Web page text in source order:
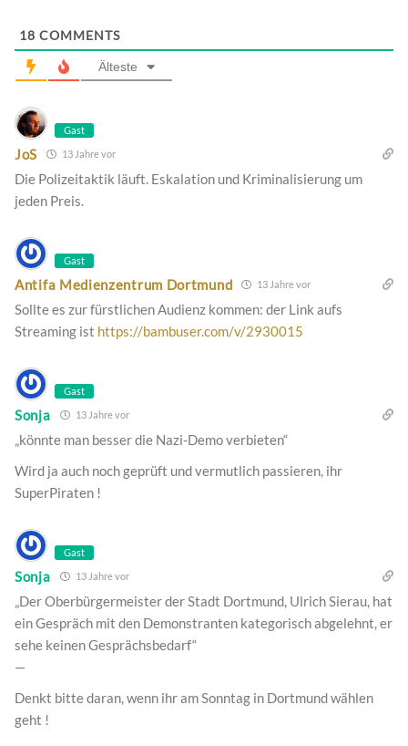
18 COMMENTS
Älteste
Gast
JoS 13 Jahre vor
Die Polizeitaktik läuft. Eskalation und Kriminalisierung um
jeden Preis.
Gast
Antifa Medienzentrum Dortmund 13 Jahre vor
Sollte es zur fürstlichen Audienz kommen: der Link aufs
Streaming ist https://bambuser.com/v/2930015
Gast
Sonja 13 Jahre vor
„könnte man besser die Nazi-Demo verbieten“
Wird ja auch noch geprüft und vermutlich passieren, ihr
SuperPiraten !
Gast
Sonja 13 Jahre vor
„Der Oberbürgermeister der Stadt Dortmund, Ulrich Sierau, hat
ein Gespräch mit den Demonstranten kategorisch abgelehnt, er
sehe keinen Gesprächsbedarf“
—
Denkt bitte daran, wenn ihr am Sonntag in Dortmund wählen
geht !